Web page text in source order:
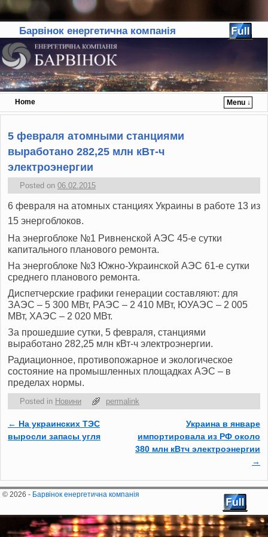
Барвінок енергетична компанія
Home
Menu ↓
Skip to primary content
Skip to secondary content
5 февраля атомными станциями
выработано 282,25 млн кВт-ч
электроэнергии
Posted on 06.02.2015
6 февраля на атомных станциях Украины в работе 13 из
15 энергоблоков.
На энергоблоке №1 Ривненской АЭС 45-е сутки
капитального планового ремонта.
На энергоблоке №3 Южно-Украинской АЭС 61-е сутки
среднего планового ремонта.
Диспетчерские графики генерации составляют: для
ЗАЭС – 5 300 МВт, РАЭС – 2 410 МВт, ЮУАЭС – 2 005
МВт, ХАЭС – 2 020 МВт.
За прошедшие сутки, 5 февраля, станциями
выработано 282,25 млн кВт-ч электроэнергии.
Радиационное, противопожарное и экологическое
состояние на промышленных площадках АЭС ‒ в
пределах нормы.
Posted in Новини permalink
Post navigation
← На украинских ТЭС
выросли запасы угля
Украина в январе
импортировала из РФ около
380 млн кВтч электроэнергии
→
© 2026 - Барвінок енергетична компанія